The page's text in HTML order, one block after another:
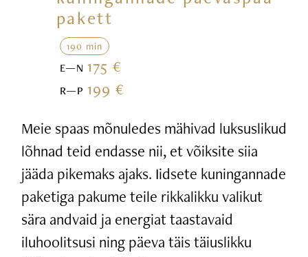
pakett
190 min
E—N175 €
R—P199 €
Meie spaas mõnuledes mähivad luksuslikud
lõhnad teid endasse nii, et võiksite siia
jääda pikemaks ajaks. Iidsete kuningannade
paketiga pakume teile rikkalikku valikut
sära andvaid ja energiat taastavaid
iluhoolitsusi ning päeva täis täiuslikku